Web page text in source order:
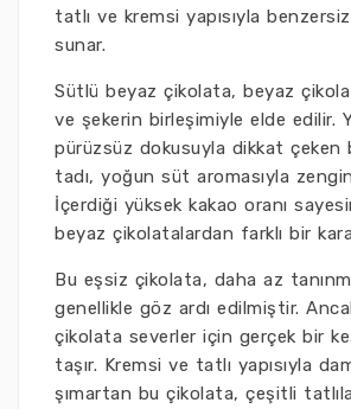
tatlı ve kremsi yapısıyla
sunar.
Sütlü beyaz çikolata, beyaz
ve şekerin birleşimiyle elde edilir.
pürüzsüz dokusuyla dikkat çeken
tadı, yoğun süt aromasıyla
İçerdiği yüksek kakao oranı
beyaz çikolatalardan farklı bir
Bu eşsiz çikolata, daha az
genellikle göz ardı edilmiştir.
çikolata severler için gerçek bir
taşır. Kremsi ve tatlı yapısıyla
şımartan bu çikolata, çeşitli